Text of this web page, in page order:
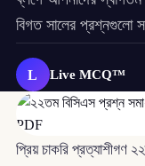
বিগত সালের প্রশ্নগুলো
L Live MCQ™
প্রিয় চাকরি প্রত্যাশীগণ